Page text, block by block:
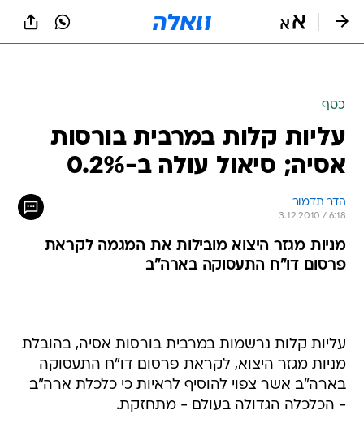
כסף
עליות קלות במרבית בורסות
אסיה; סיאול עולה ב-0.2%
הדר תדמור
3.12.2010 / 6:18
מניות מגזר היצוא מובילות את המגמה לקראת
פרסום דו"ח התעסוקה בארה"ב
עליות קלות נרשמות במרבית בורסות אסיה, בהובלת
מניות מגזר היצוא, לקראת פרסום דו"ח התעסוקה
בארה"ב אשר צפוי להוסיף לראיות כי כלכלת ארה"ב
- הכלכלה הגדולה בעולם - מתחזקת.